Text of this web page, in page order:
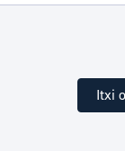
Itxi